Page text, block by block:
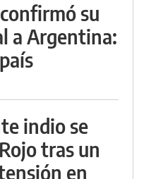
su
a Argentina:
indio se
tras un
en